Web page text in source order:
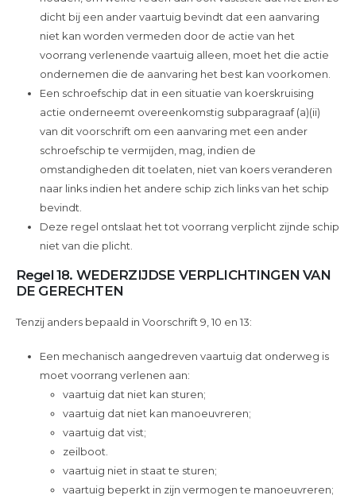
dicht bij een ander vaartuig bevindt dat een aanvaring
niet kan worden vermeden door de actie van het
voorrang verlenende vaartuig alleen, moet het die actie
ondernemen die de aanvaring het best kan voorkomen.
Een schroefschip dat in een situatie van koerskruising
actie onderneemt overeenkomstig subparagraaf (a)(ii)
van dit voorschrift om een aanvaring met een ander
schroefschip te vermijden, mag, indien de
omstandigheden dit toelaten, niet van koers veranderen
naar links indien het andere schip zich links van het schip
bevindt.
Deze regel ontslaat het tot voorrang verplicht zijnde schip
niet van die plicht.
Regel 18. WEDERZIJDSE VERPLICHTINGEN VAN
DE GERECHTEN
Tenzij anders bepaald in Voorschrift 9, 10 en 13:
Een mechanisch aangedreven vaartuig dat onderweg is
moet voorrang verlenen aan:
vaartuig dat niet kan sturen;
vaartuig dat niet kan manoeuvreren;
vaartuig dat vist;
zeilboot.
vaartuig niet in staat te sturen;
vaartuig beperkt in zijn vermogen te manoeuvreren;